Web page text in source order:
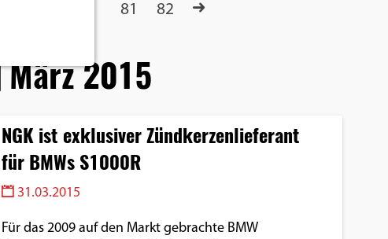
81
82
März 2015
NGK ist exklusiver Zündkerzenlieferant
für BMWs S1000R
31.03.2015
Für das 2009 auf den Markt gebrachte BMW